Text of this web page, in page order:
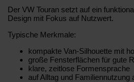
Der VW Touran setzt auf ein
Design mit Fokus auf Nutzwert.
Typische Merkmale:
kompakte Van-Silhouette mit
große Fensterflächen für gute
klare, zeitlose Formensprache
auf Alltag und Familiennutzung